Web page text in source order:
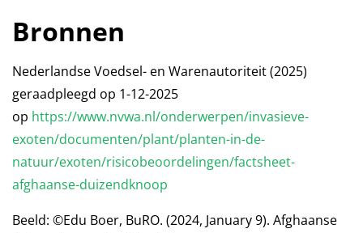
Bronnen
Nederlandse Voedsel- en Warenautoriteit (2025)
geraadpleegd op 1-12-2025
op https://www.nvwa.nl/onderwerpen/invasieve-
exoten/documenten/plant/planten-in-de-
natuur/exoten/risicobeoordelingen/factsheet-
afghaanse-duizendknoop
Beeld: ©Edu Boer, BuRO. (2024, January 9). Afghaanse